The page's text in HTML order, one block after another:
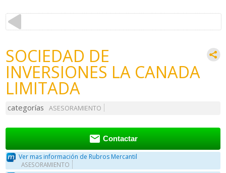
SOCIEDAD DE
INVERSIONES LA CANADA
LIMITADA
categorías ASESORAMIENTO
 Contactar
Ver mas información de Rubros Mercantil
ASESORAMIENTO